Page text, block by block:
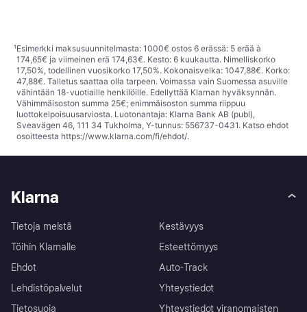
¹Esimerkki maksusuunnitelmasta: 1000€ ostos 6 erässä: 5 erää à
174,65€ ja viimeinen erä 174,63€. Kesto: 6 kuukautta. Nimelliskorko
17,50%, todellinen vuosikorko 17,50%. Kokonaisvelka: 1047,88€. Korko:
47,88€. Talletus saattaa olla tarpeen. Voimassa vain Suomessa asuville
vähintään 18-vuotiaille henkilöille. Edellyttää Klarnan hyväksynnän.
Vähimmäisoston summa 25€; enimmäisoston summa riippuu
luottokelpoisuusarviosta. Luotonantaja: Klarna Bank AB (publ),
Sveavägen 46, 111 34 Tukholma, Y-tunnus: 556737-0431. Katso ehdot
osoitteesta https://www.klarna.com/fi/ehdot/.
Klarna
Tietoja meistä
Töihin Klarnalle
Ehdot
Lehdistöpalvelut
Tietosuoja
Kestävyys
Esteettömyys
Auto-Track
Yhteystiedot
Yhteystiedot viranomaisten